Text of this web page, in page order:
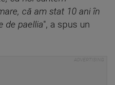
că am stat 10 ani în
de paellia'', a spus un